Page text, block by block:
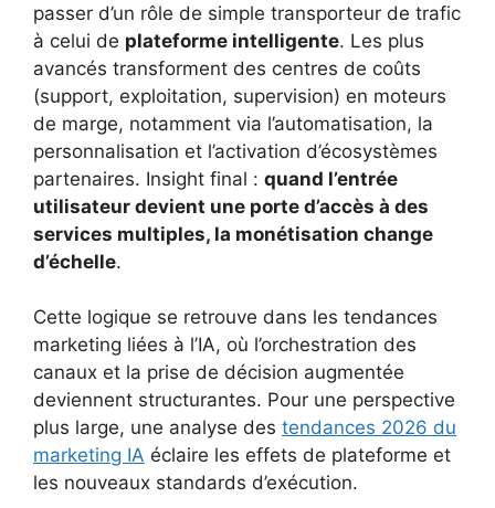
passer d’un rôle de simple transporteur de trafic
à celui de plateforme intelligente. Les plus
avancés transforment des centres de coûts
(support, exploitation, supervision) en moteurs
de marge, notamment via l’automatisation, la
personnalisation et l’activation d’écosystèmes
partenaires. Insight final : quand l’entrée
utilisateur devient une porte d’accès à des
services multiples, la monétisation change
d’échelle.
Cette logique se retrouve dans les tendances
marketing liées à l’IA, où l’orchestration des
canaux et la prise de décision augmentée
deviennent structurantes. Pour une perspective
plus large, une analyse des tendances 2026 du
marketing IA éclaire les effets de plateforme et
les nouveaux standards d’exécution.